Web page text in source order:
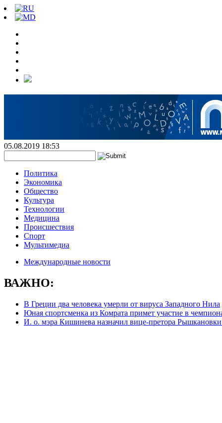
05.08.2019 18:53
Политика
Экономика
Общество
Культура
Технологии
Медицина
Происшествия
Спорт
Мультимедиа
Международные новости
ВАЖНО:
В Греции два человека умерли от вируса Западного Нила
Юная спортсменка из Комрата примет участие в
И. о. мэра Кишинева назначил вице-претора